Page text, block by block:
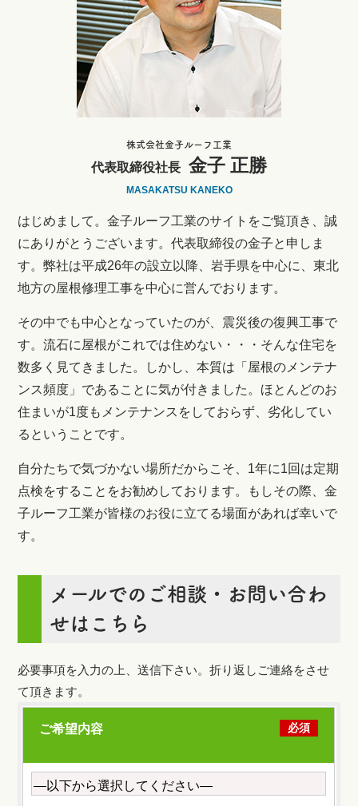
株式会社金子ルーフ工業
代表取締役社長 金子 正勝
MASAKATSU KANEKO
はじめまして。金子ルーフ工業のサイトをご覧頂き、誠
にありがとうございます。代表取締役の金子と申しま
す。弊社は平成26年の設立以降、岩手県を中心に、東北
地方の屋根修理工事を中心に営んでおります。
その中でも中心となっていたのが、震災後の復興工事で
す。流石に屋根がこれでは住めない・・・そんな住宅を
数多く見てきました。しかし、本質は「屋根のメンテナ
ンス頻度」であることに気が付きました。ほとんどのお
住まいが1度もメンテナンスをしておらず、劣化してい
るということです。
自分たちで気づかない場所だからこそ、1年に1回は定期
点検をすることをお勧めしております。もしその際、金
子ルーフ工業が皆様のお役に立てる場面があれば幸いで
す。
メールでのご相談・お問い合わ
せはこちら
必要事項を入力の上、送信下さい。折り返しご連絡をさせ
て頂きます。
ご希望内容 必須